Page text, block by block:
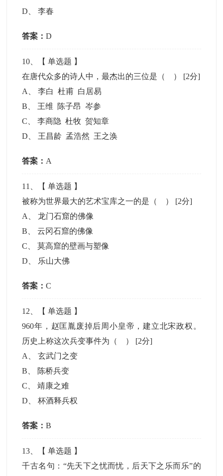
D 、李春
答案：D
10 、【单选题 】
在唐代众多的诗人中，最杰出的三位是（ ） [2分]
A
、李白 杜甫 白居易
B
王维 陈子昂 岑参
C 、李商隐 杜牧 贺知章
D
王昌龄 孟浩然 王之涣
答案： A
11 、【单选题 】
被称为世界最大的艺术宝库之一的是（ ） [2分]
A
、龙门石窟的佛像
B 、云冈石窟的佛像
C 、莫高窟的壁画与塑像
D
乐山大佛
答案：C
12 、【单选题 】
960年，赵匡胤废掉后周小皇帝，建立北宋政权。
历史上称这次兵变事件为（ ） [2分]
A
、玄武门之变
B
陈桥兵变
C 、靖康之难
D 、杯酒释兵权
答案：B
13 、【单选题 】
千古名句：“先天下之忧而忧，后天下之乐而乐”的